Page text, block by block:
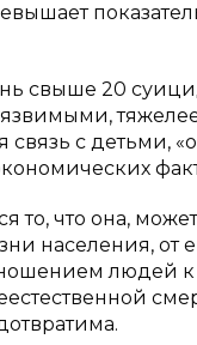
свыше 20
с детьми,
то, что она,
населения, от
людей